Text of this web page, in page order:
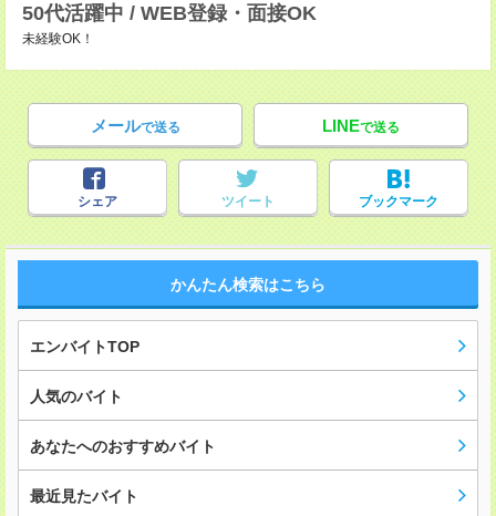
50代活躍中 / WEB登録・面接OK
未経験OK！
メールで送る LINEで送る
シェア ツイート ブックマーク
かんたん検索はこちら
エンバイトTOP
人気のバイト
あなたへのおすすめバイト
最近見たバイト